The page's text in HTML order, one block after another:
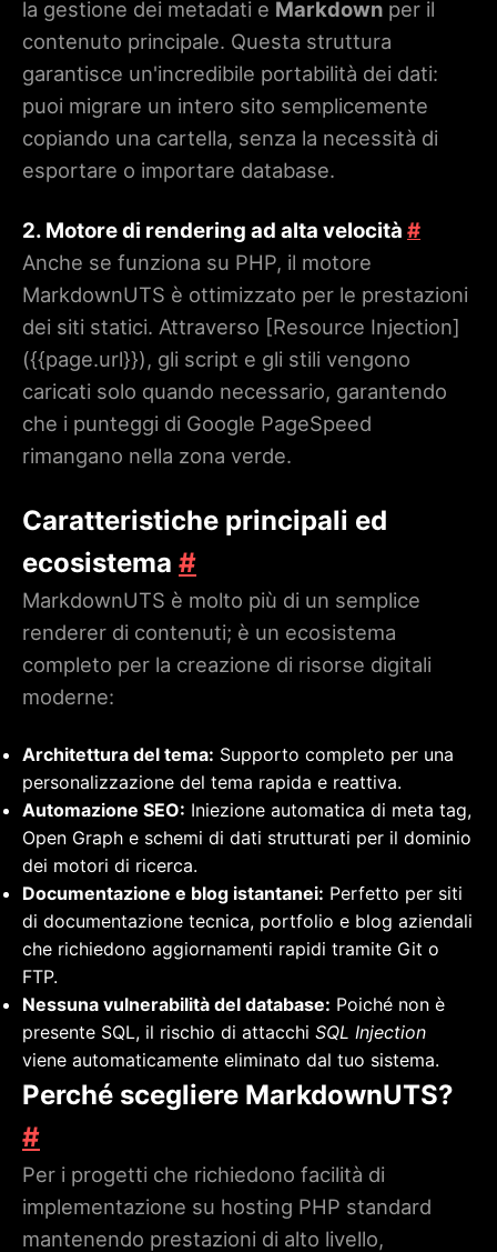
la gestione dei metadati e Markdown per il
contenuto principale. Questa struttura
garantisce un'incredibile portabilità dei dati:
puoi migrare un intero sito semplicemente
copiando una cartella, senza la necessità di
esportare o importare database.
2. Motore di rendering ad alta velocità #
Anche se funziona su PHP, il motore
MarkdownUTS è ottimizzato per le prestazioni
dei siti statici. Attraverso [Resource Injection]
({{page.url}}), gli script e gli stili vengono
caricati solo quando necessario, garantendo
che i punteggi di Google PageSpeed ​​
rimangano nella zona verde.
Caratteristiche principali ed
ecosistema #
MarkdownUTS è molto più di un semplice
renderer di contenuti; è un ecosistema
completo per la creazione di risorse digitali
moderne:
Architettura del tema: Supporto completo per una
personalizzazione del tema rapida e reattiva.
Automazione SEO: Iniezione automatica di meta tag,
Open Graph e schemi di dati strutturati per il dominio
dei motori di ricerca.
Documentazione e blog istantanei: Perfetto per siti
di documentazione tecnica, portfolio e blog aziendali
che richiedono aggiornamenti rapidi tramite Git o
FTP.
Nessuna vulnerabilità del database: Poiché non è
presente SQL, il rischio di attacchi SQL Injection
viene automaticamente eliminato dal tuo sistema.
Perché scegliere MarkdownUTS?
#
Per i progetti che richiedono facilità di
implementazione su hosting PHP standard
mantenendo prestazioni di alto livello,